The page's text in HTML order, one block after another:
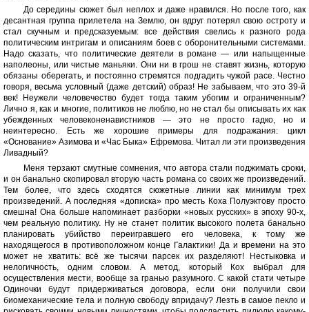
До середины сюжет был неплох и даже нравился. Но после того, как
десантная группа прилетела на Землю, он вдруг потерял свою остроту и
стал скучным и предсказуемым: все действия свелись к разного рода
политическим интригам и описаниям боев с оборонительными системами.
Надо сказать, что политические деятели в романе — или напыщенные
наполеоны, или чистые маньяки. Они ни в грош не ставят жизнь, которую
обязаны оберегать, и постоянно стремятся подгадить чужой расе. Честно
говоря, весьма условный (даже детский) образ! Не забываем, что это 39-й
век! Неужели человечество будет тогда таким убогим и ограниченным?
Лично я, как и многие, политиков не люблю, но не стал бы описывать их как
убежденных человеконенавистников — это не просто гадко, но и
неинтересно. Есть же хорошие примеры для подражания: цикл
«Основание» Азимова и «Час Быка» Ефремова. Читал ли эти произведения
Ливадный?
Меня терзают смутные сомнения, что автора стали поджимать сроки,
и он банально скопировал вторую часть романа со своих же произведений.
Тем более, что здесь сходятся сюжетные линии как минимум трех
произведений. А последняя «дописка» про месть Коха Полуэктову просто
смешна! Она больше напоминает разборки «новых русских» в эпоху 90-х,
чем реальную политику. Ну не станет политик высокого полета банально
планировать убийство переигравшего его человека, к тому же
находящегося в противоположном конце Галактики! Да и времени на это
может не хватить: всё же тысячи парсек их разделяют! Нестыковка и
нелогичность, одним словом. А метод, который Кох выбрал для
осуществления мести, вообще за гранью разумного. С какой стати четыре
Одиночки будут придерживаться договора, если они получили свои
биомеханические тела и полную свободу впридачу? Лезть в самое пекло и